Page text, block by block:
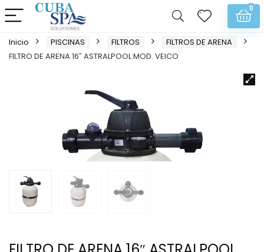
0
Inicio PISCINAS FILTROS
FILTROS DE ARENA
FILTRO DE ARENA 16″ ASTRALPOOL MOD. VEICO